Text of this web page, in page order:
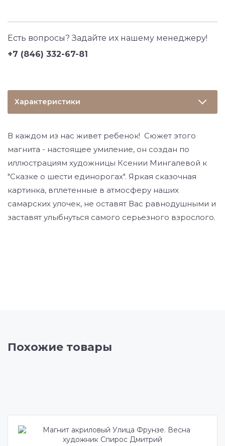
Есть вопросы? Задайте их нашему менеджеру!
+7 (846) 332-67-81
Характеристики
В каждом из нас живет ребенок! Сюжет этого
магнита - настоящее умиление, он создан по
иллюстрациям художницы Ксении Мингалевой к
"Сказке о шести единорогах". Яркая сказочная
картинка, вплетенные в атмосферу наших
самарских улочек, не оставят Вас равнодушными и
заставят улыбнуться самого серьезного взрослого.
Похожие товары